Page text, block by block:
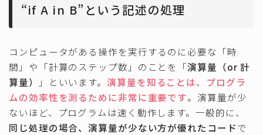
“if A in B”という記述の処理
コンピュータがある操作を実行するのに必要な「時
間」や「計算のステップ数」のことを「演算量（or 計
算量）
」といいます。演算量を知ることは、プログラ
ムの効率性を測るために非常に重要です。演算量が少
ないほど、プログラムは速く動作します。一般的に、
同じ処理の場合、演算量が少ない方が優れたコードで